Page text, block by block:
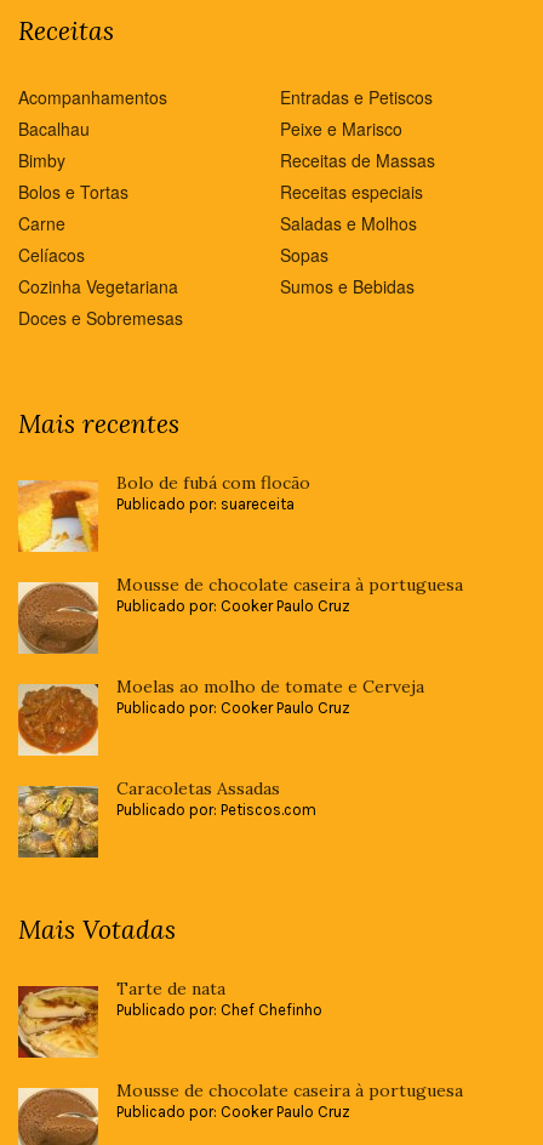
Receitas
Acompanhamentos
Bacalhau
Bimby
Bolos e Tortas
Carne
Celíacos
Cozinha Vegetariana
Doces e Sobremesas
Entradas e Petiscos
Peixe e Marisco
Receitas de Massas
Receitas especiais
Saladas e Molhos
Sopas
Sumos e Bebidas
Mais recentes
Bolo de fubá com flocão
Publicado por: suareceita
Mousse de chocolate caseira à portuguesa
Publicado por: Cooker Paulo Cruz
Moelas ao molho de tomate e Cerveja
Publicado por: Cooker Paulo Cruz
Caracoletas Assadas
Publicado por: Petiscos.com
Mais Votadas
Tarte de nata
Publicado por: Chef Chefinho
Mousse de chocolate caseira à portuguesa
Publicado por: Cooker Paulo Cruz